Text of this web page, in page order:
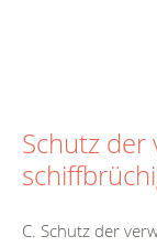
Schutz
C. Schutz der